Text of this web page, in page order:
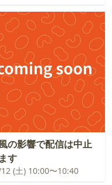
の影響で配信は中止
す
(土) 10:00〜10:40